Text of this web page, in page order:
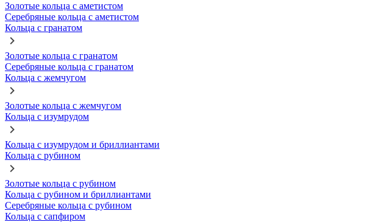
Золотые кольца с аметистом
Серебряные кольца с аметистом
Кольца с гранатом
Золотые кольца с гранатом
Серебряные кольца с гранатом
Кольца с жемчугом
Золотые кольца с жемчугом
Кольца с изумрудом
Кольца с изумрудом и бриллиантами
Кольца с рубином
Золотые кольца с рубином
Кольца с рубином и бриллиантами
Серебряные кольца с рубином
Кольца с сапфиром